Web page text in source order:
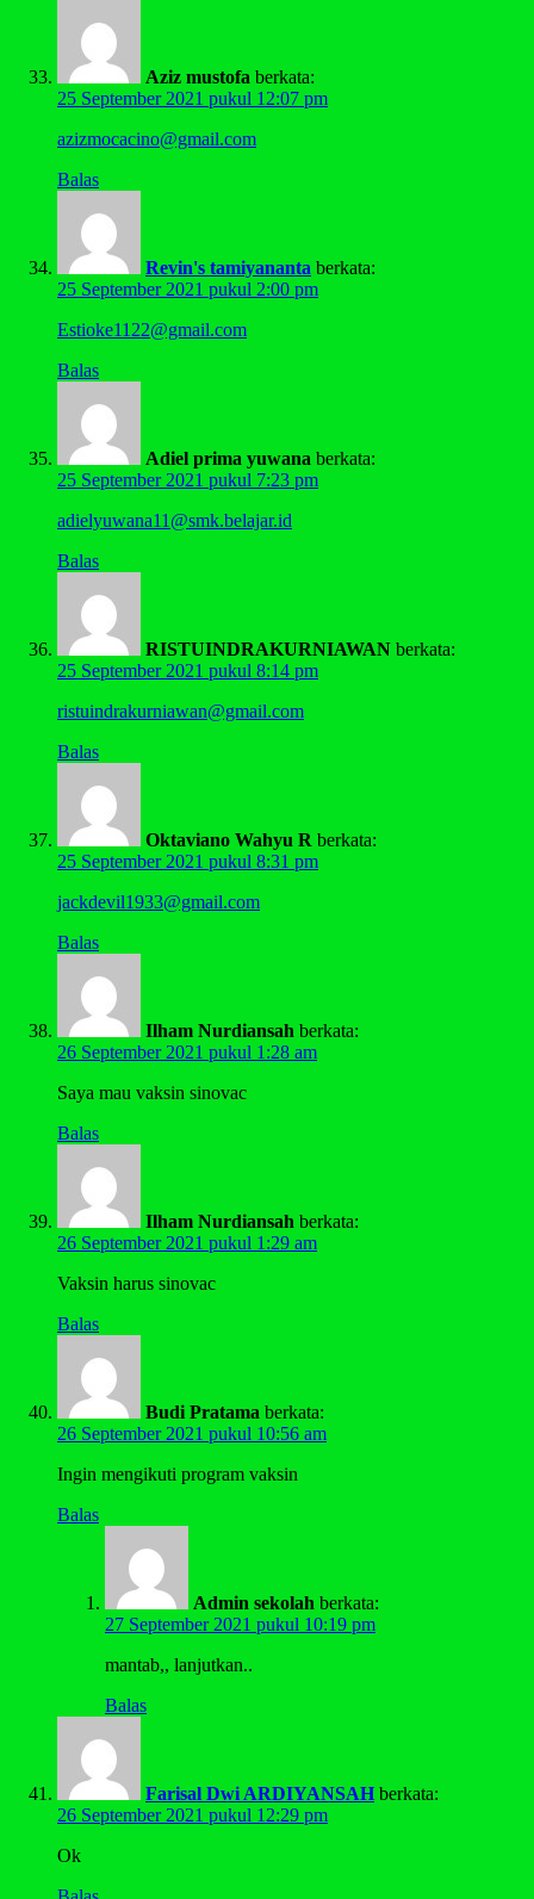
Aziz mustofa berkata:
25 September 2021 pukul 12:07 pm
azizmocacino@gmail.com
Balas
Revin's tamiyananta berkata:
25 September 2021 pukul 2:00 pm
Estioke1122@gmail.com
Balas
Adiel prima yuwana berkata:
25 September 2021 pukul 7:23 pm
adielyuwana11@smk.belajar.id
Balas
RISTUINDRAKURNIAWAN berkata:
25 September 2021 pukul 8:14 pm
ristuindrakurniawan@gmail.com
Balas
Oktaviano Wahyu R berkata:
25 September 2021 pukul 8:31 pm
jackdevil1933@gmail.com
Balas
Ilham Nurdiansah berkata:
26 September 2021 pukul 1:28 am
Saya mau vaksin sinovac
Balas
Ilham Nurdiansah berkata:
26 September 2021 pukul 1:29 am
Vaksin harus sinovac
Balas
Budi Pratama berkata:
26 September 2021 pukul 10:56 am
Ingin mengikuti program vaksin
Balas
Admin sekolah berkata:
27 September 2021 pukul 10:19 pm
mantab,, lanjutkan..
Balas
Farisal Dwi ARDIYANSAH berkata:
26 September 2021 pukul 12:29 pm
Ok